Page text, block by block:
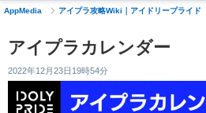
AppMedia アイプラ攻略Wiki｜アイドリープライド
アイプラカレンダー
2022年12月23日19時54分